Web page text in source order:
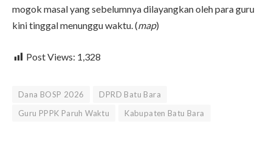
mogok masal yang sebelumnya dilayangkan oleh para guru
kini tinggal menunggu waktu. (map)
Post Views: 1,328
Dana BOSP 2026
DPRD Batu Bara
Guru PPPK Paruh Waktu
Kabupaten Batu Bara